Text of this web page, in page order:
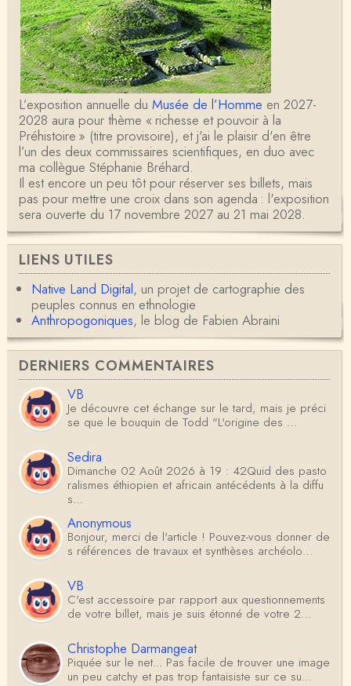
L’exposition annuelle du Musée de l’Homme en 2027-
2028 aura pour thème « richesse et pouvoir à la
Préhistoire » (titre provisoire), et j'ai le plaisir d'en être
l’un des deux commissaires scientifiques, en duo avec
ma collègue Stéphanie Bréhard.
Il est encore un peu tôt pour réserver ses billets, mais
pas pour mettre une croix dans son agenda : l'exposition
sera ouverte du 17 novembre 2027 au 21 mai 2028.
LIENS UTILES
Native Land Digital, un projet de cartographie des
peuples connus en ethnologie
Anthropogoniques, le blog de Fabien Abraini
DERNIERS COMMENTAIRES
VB
Je découvre cet échange sur le tard, mais je préci
se que le bouquin de Todd "L'origine des …
Sedira
Dimanche 02 Août 2026 à 19 : 42Quid des pasto
ralismes éthiopien et africain antécédents à la diffu
s…
Anonymous
Bonjour, merci de l'article ! Pouvez-vous donner de
s références de travaux et synthèses archéolo…
VB
C'est accessoire par rapport aux questionnements
de votre billet, mais je suis étonné de votre 2…
Christophe Darmangeat
Piquée sur le net... Pas facile de trouver une image
un peu catchy et pas trop fantaisiste sur ce su…